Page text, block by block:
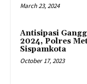
March 23, 2024
Antisipasi
2024, Polres
Sispamkota
October 17, 2023